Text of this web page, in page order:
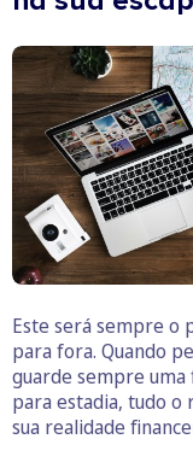
Este será sempre o
para fora. Quando
guarde sempre uma
para estadia, tudo o
sua realidade